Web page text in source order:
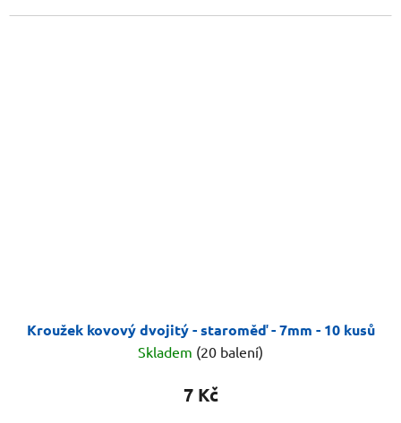
Kroužek kovový dvojitý - staroměď - 7mm - 10 kusů
Skladem (20 balení)
7 Kč